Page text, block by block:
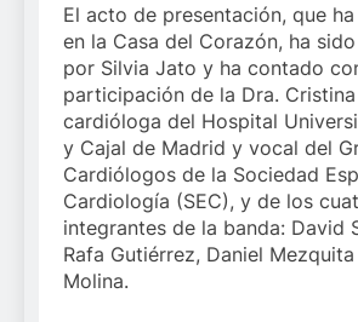
El acto de presentación, que
en la Casa del Corazón, ha
por Silvia Jato y ha contado
participación de la Dra.
cardióloga del Hospital
y Cajal de Madrid y vocal del
Cardiólogos de la Sociedad
Cardiología (SEC), y de los
integrantes de la banda: David
Rafa Gutiérrez, Daniel
Molina.